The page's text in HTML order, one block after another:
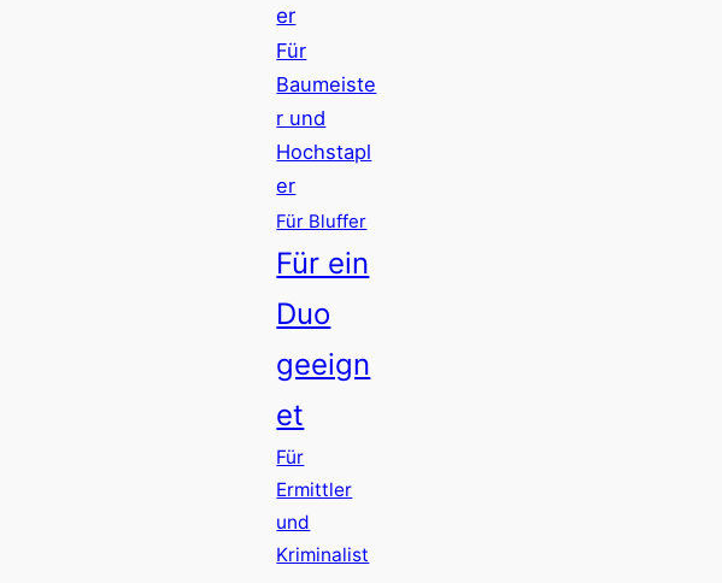
er
Für
Baumeiste
r und
Hochstapl
er
Für Bluffer
Für ein
Duo
geeign
et
Für
Ermittler
und
Kriminalist